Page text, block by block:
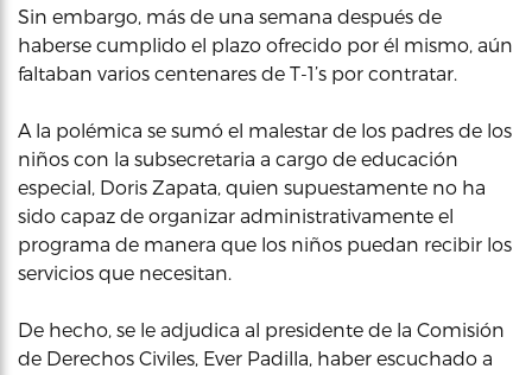
Sin embargo, más de una semana después de
haberse cumplido el plazo ofrecido por él mismo, aún
faltaban varios centenares de T-1’s por contratar.
A la polémica se sumó el malestar de los padres de los
niños con la subsecretaria a cargo de educación
especial, Doris Zapata, quien supuestamente no ha
sido capaz de organizar administrativamente el
programa de manera que los niños puedan recibir los
servicios que necesitan.
De hecho, se le adjudica al presidente de la Comisión
de Derechos Civiles, Ever Padilla, haber escuchado a